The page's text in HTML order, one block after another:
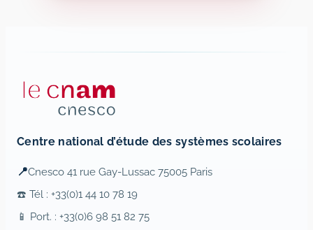
Centre national d’étude des systèmes scolaires
📍Cnesco 41 rue Gay-Lussac 75005 Paris
☎️ Tél : +33(0)1 44 10 78 19
📱 Port. : +33(0)6 98 51 82 75